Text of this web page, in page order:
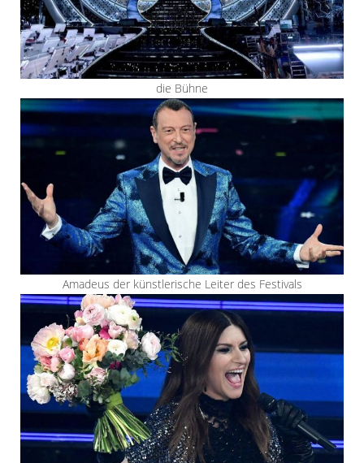
die Bühne
Amadeus der künstlerische Leiter des Festivals